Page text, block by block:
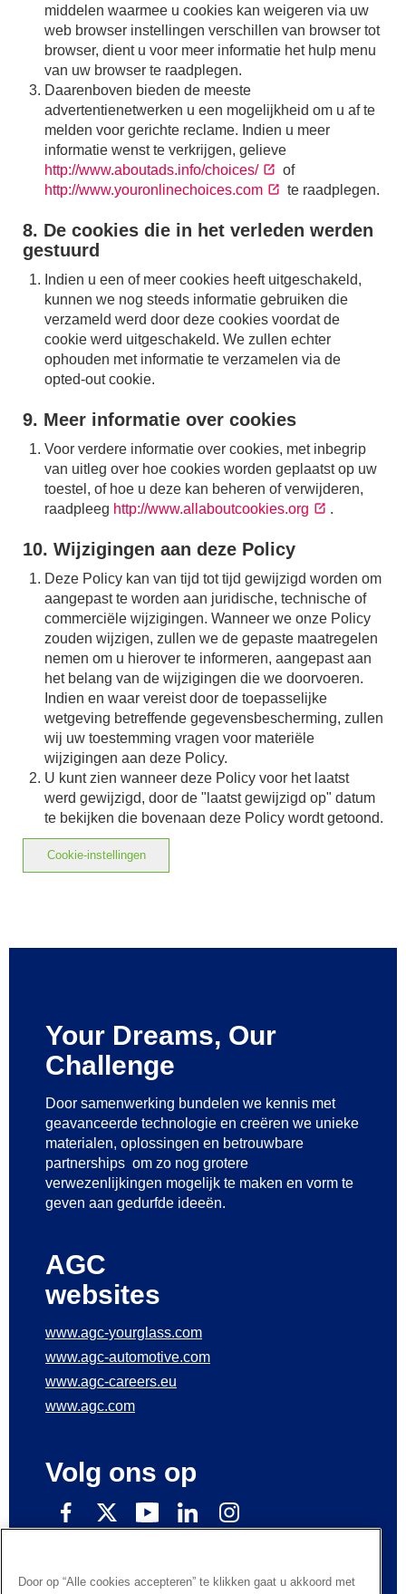
middelen waarmee u cookies kan weigeren via uw
web browser instellingen verschillen van browser tot
browser, dient u voor meer informatie het hulp menu
van uw browser te raadplegen.
Daarenboven bieden de meeste
advertentienetwerken u een mogelijkheid om u af te
melden voor gerichte reclame. Indien u meer
informatie wenst te verkrijgen, gelieve
http://www.aboutads.info/choices/
of
http://www.youronlinechoices.com
te raadplegen.
8. De cookies die in het verleden werden
gestuurd
Indien u een of meer cookies heeft uitgeschakeld,
kunnen we nog steeds informatie gebruiken die
verzameld werd door deze cookies voordat de
cookie werd uitgeschakeld. We zullen echter
ophouden met informatie te verzamelen via de
opted-out cookie.
9. Meer informatie over cookies
Voor verdere informatie over cookies, met inbegrip
van uitleg over hoe cookies worden geplaatst op uw
toestel, of hoe u deze kan beheren of verwijderen,
raadpleeg http://www.allaboutcookies.org .
10. Wijzigingen aan deze Policy
Deze Policy kan van tijd tot tijd gewijzigd worden om
aangepast te worden aan juridische, technische of
commerciële wijzigingen. Wanneer we onze Policy
zouden wijzigen, zullen we de gepaste maatregelen
nemen om u hierover te informeren, aangepast aan
het belang van de wijzigingen die we doorvoeren.
Indien en waar vereist door de toepasselijke
wetgeving betreffende gegevensbescherming, zullen
wij uw toestemming vragen voor materiële
wijzigingen aan deze Policy.
U kunt zien wanneer deze Policy voor het laatst
werd gewijzigd, door de "laatst gewijzigd op" datum
te bekijken die bovenaan deze Policy wordt getoond.
Cookie-instellingen
Your Dreams, Our
Challenge
Door samenwerking bundelen we kennis met
geavanceerde technologie en creëren we unieke
materialen, oplossingen en betrouwbare
partnerships om zo nog grotere
verwezenlijkingen mogelijk te maken en vorm te
geven aan gedurfde ideeën.
AGC
websites
www.agc-yourglass.com
www.agc-automotive.com
www.agc-careers.eu
www.agc.com
Volg ons op
Schrijf in op onze nieuwsberichten
Door op “Alle cookies accepteren” te klikken gaat u akkoord met